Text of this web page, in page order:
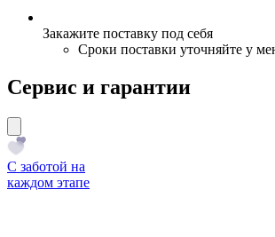
Закажите поставку под себя
Сроки поставки уточняйте у
Сервис и гарантии
С заботой на
каждом этапе